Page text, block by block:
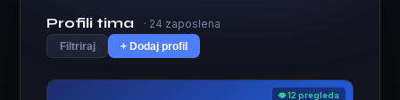
Profili tima · 24 zaposlena
Filtriraj + Dodaj profil
👁 12 pregleda